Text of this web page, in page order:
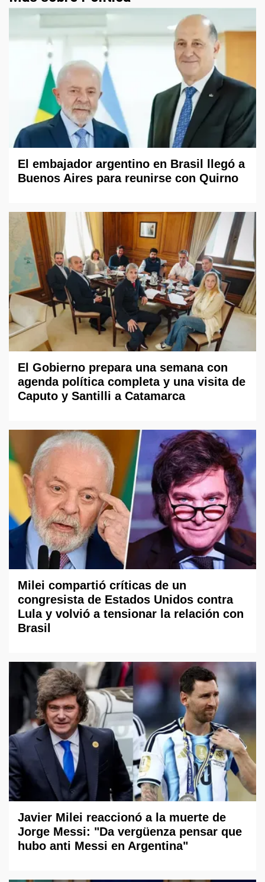
El embajador argentino en Brasil llegó a
Buenos Aires para reunirse con Quirno
El Gobierno prepara una semana con
agenda política completa y una visita de
Caputo y Santilli a Catamarca
Milei compartió críticas de un
congresista de Estados Unidos contra
Lula y volvió a tensionar la relación con
Brasil
Javier Milei reaccionó a la muerte de
Jorge Messi: "Da vergüenza pensar que
hubo anti Messi en Argentina"